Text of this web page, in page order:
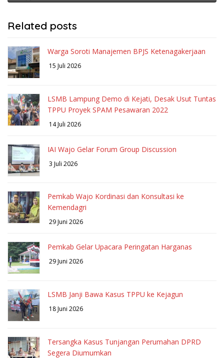
Related posts
Warga Soroti Manajemen BPJS Ketenagakerjaan
15 Juli 2026
LSMB Lampung Demo di Kejati, Desak Usut Tuntas
TPPU Proyek SPAM Pesawaran 2022
14 Juli 2026
IAI Wajo Gelar Forum Group Discussion
3 Juli 2026
Pemkab Wajo Kordinasi dan Konsultasi ke
Kemendagri
29 Juni 2026
Pemkab Gelar Upacara Peringatan Harganas
29 Juni 2026
LSMB Janji Bawa Kasus TPPU ke Kejagun
18 Juni 2026
Tersangka Kasus Tunjangan Perumahan DPRD
Segera Diumumkan